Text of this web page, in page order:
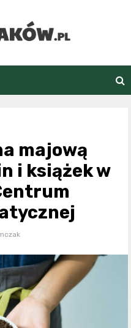
majową
i książek w